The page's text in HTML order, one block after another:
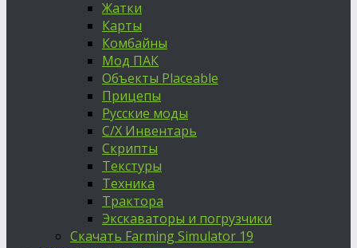
Жатки
Карты
Комбайны
Мод ПАК
Объекты Placeable
Прицепы
Русские моды
С/Х Инвентарь
Скрипты
Текстуры
Техника
Трактора
Экскаваторы и погрузчики
Скачать Farming Simulator 19